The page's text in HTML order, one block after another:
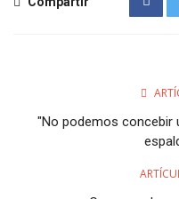
"No podemos concebir